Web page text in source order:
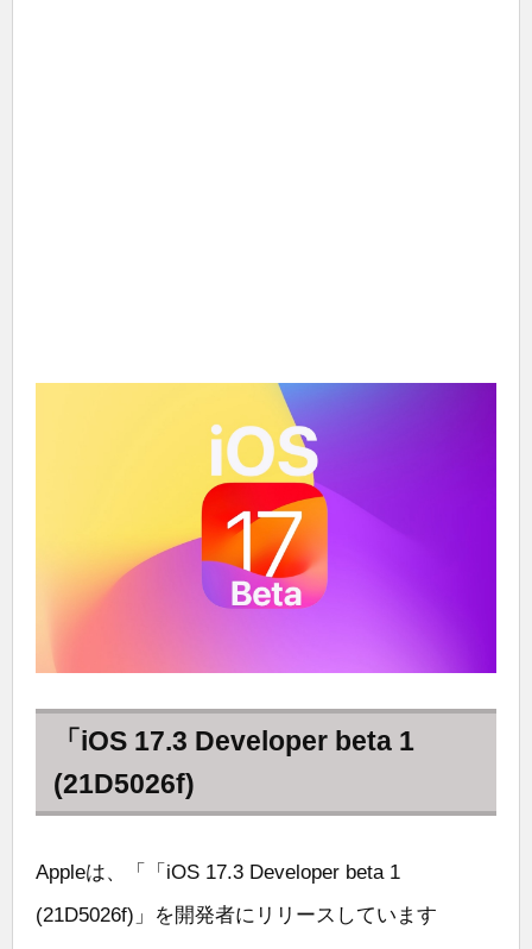
「iOS 17.3 Developer beta 1
(21D5026f)
Appleは、「「iOS 17.3 Developer beta 1
(21D5026f)」を開発者にリリースしています